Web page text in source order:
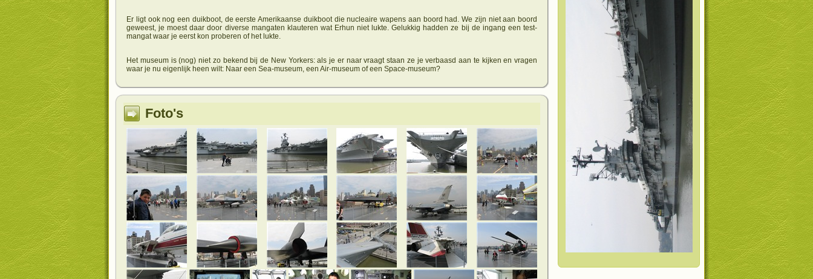
Er ligt ook nog een duikboot, de eerste Amerikaanse duikboot die nucleaire wapens aan boord had. We zijn niet aan boord
geweest, je moest daar door diverse mangaten klauteren wat Erhun niet lukte. Gelukkig hadden ze bij de ingang een test-
mangat waar je eerst kon proberen of het lukte.
Het museum is (nog) niet zo bekend bij de New Yorkers: als je er naar vraagt staan ze je verbaasd aan te kijken en vragen
waar je nu eigenlijk heen wilt: Naar een Sea-museum, een Air-museum of een Space-museum?
Foto's